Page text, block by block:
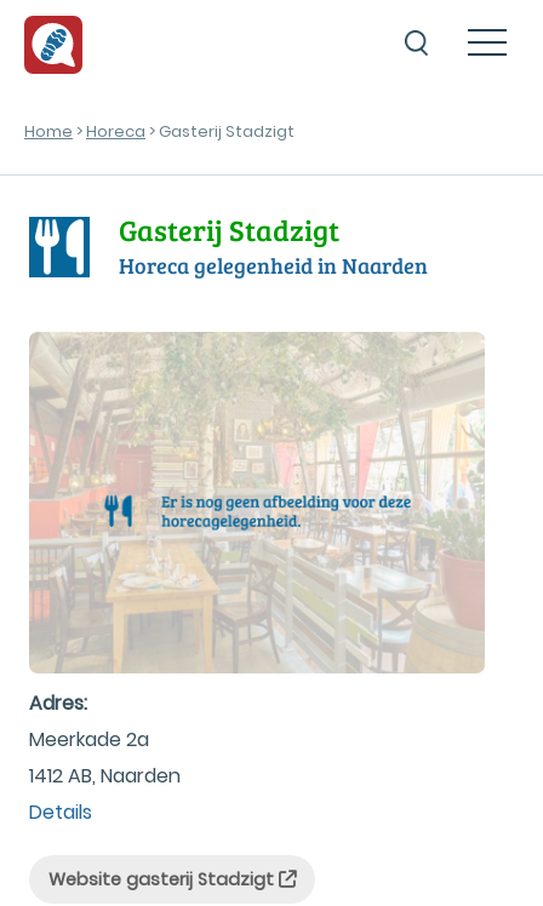
Home >Horeca > Gasterij Stadzigt
Gasterij Stadzigt
Horeca gelegenheid in Naarden
Adres:
Meerkade 2a
1412 AB, Naarden
Details
Website gasterij Stadzigt